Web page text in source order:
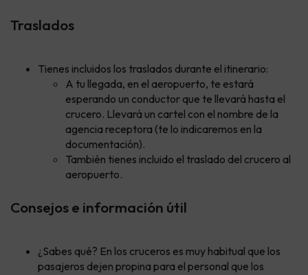
Traslados
Tienes incluidos los traslados durante el itinerario:
A tu llegada, en el aeropuerto, te estará
esperando un conductor que te llevará hasta el
crucero. Llevará un cartel con el nombre de la
agencia receptora (te lo indicaremos en la
documentación).
También tienes incluido el traslado del crucero al
aeropuerto.
Consejos e información útil
¿Sabes qué? En los cruceros es muy habitual que los
pasajeros dejen propina para el personal que los